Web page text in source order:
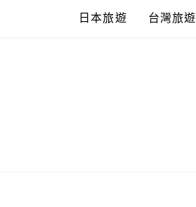
日本旅遊 台灣旅遊